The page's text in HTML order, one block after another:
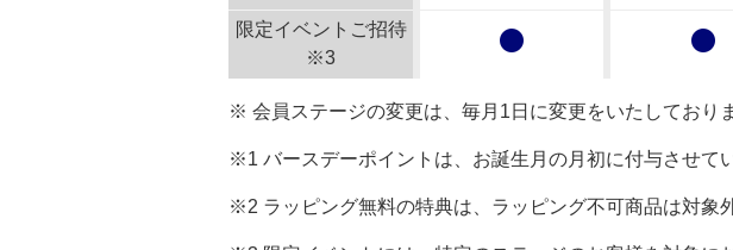
限定イベントご招待
※3
※ 会員ステージの変更は、毎月1日に変更をいたしておりま
※1 バースデーポイントは、お誕生月の月初に付与させて
※2 ラッピング無料の特典は、ラッピング不可商品は対象